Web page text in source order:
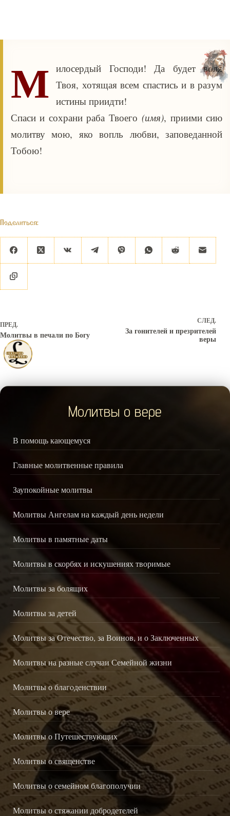
М илосердый Господи! Да будет воля
Твоя, хотящая всем спастись и в разум
истины приидти!
Спаси и сохрани раба Твоего(имя), приими сию
молитву мою, яко вопль любви, заповеданной
Тобою!
Поделиться:
ПРЕД.
Молитвы в печали по Богу
СЛЕД.
За гонителей и презрителей
веры
Молитвы о вере
В помощь кающемуся
Главные молитвенные правила
Заупокойные молитвы
Молитвы Ангелам на каждый день недели
Молитвы в памятные даты
Молитвы в скорбях и искушениях творимые
Молитвы за болящих
Молитвы за детей
Молитвы за Отечество, за Воинов, и о Заключенных
Молитвы на разные случаи Семейной жизни
Молитвы о благоденствии
Молитвы о вере
Молитвы о Путешествующих
Молитвы о священстве
Молитвы о семейном благополучии
Молитвы о стяжании добродетелей